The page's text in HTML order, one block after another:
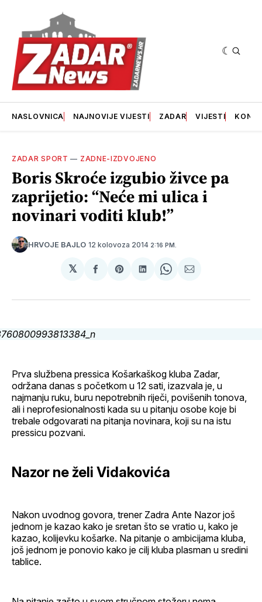
NASLOVNICA NAJNOVIJE VIJESTI ZADAR VIJESTI
ZADAR SPORT — ZADNE-IZDVOJENO
Boris Skroće izgubio živce pa
zaprijetio: “Neće mi ulica i
novinari voditi klub!”
HRVOJE BAJLO 12 kolovoza 2014 2:16 PM.
𝕏
podijeliSharepodijeliSharepodijeli
Prva službena pressica Košarkaškog kluba Zadar,
održana danas s početkom u 12 sati, izazvala je, u
najmanju ruku, buru nepotrebnih riječi, povišenih tonova,
ali i neprofesionalnosti kada su u pitanju osobe koje bi
trebale odgovarati na pitanja novinara, koji su na istu
pressicu pozvani.
Nazor ne želi Vidakovića
Nakon uvodnog govora, trener Zadra Ante Nazor još
jednom je kazao kako je sretan što se vratio u, kako je
kazao, kolijevku košarke. Na pitanje o ambicijama kluba,
još jednom je ponovio kako je cilj kluba plasman u sredini
tablice.